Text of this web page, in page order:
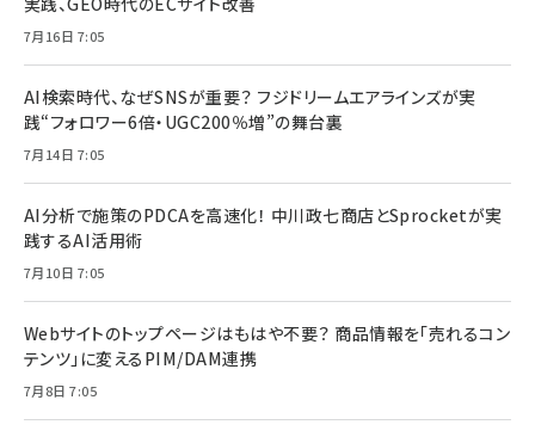
7月16日 7:05
AI検索時代、なぜSNSが重要？ フジドリームエアラインズが実
践“フォロワー6倍・UGC200％増”の舞台裏
7月14日 7:05
AI分析で施策のPDCAを高速化！ 中川政七商店とSprocketが実
践するAI活用術
7月10日 7:05
Webサイトのトップページはもはや不要？ 商品情報を「売れるコン
テンツ」に変えるPIM/DAM連携
7月8日 7:05